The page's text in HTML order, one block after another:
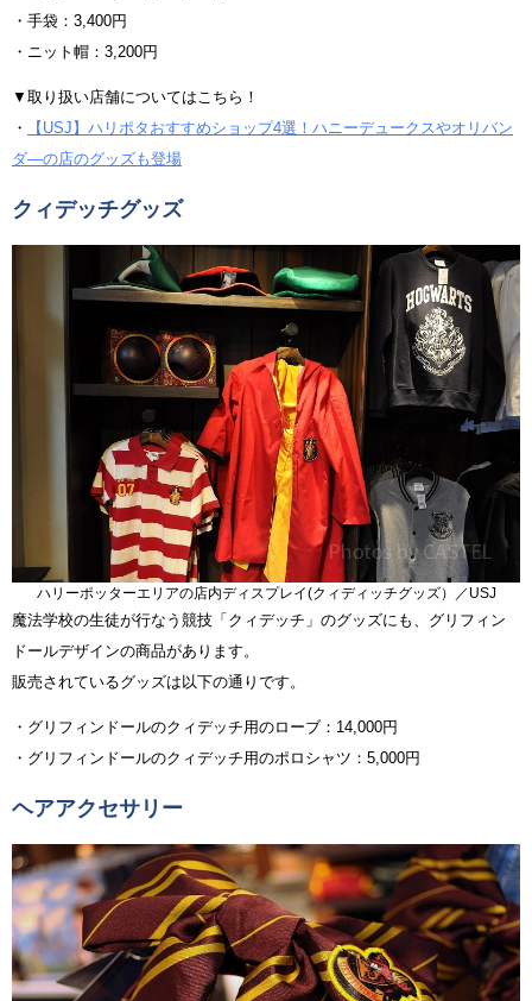
・手袋：3,400円
・ニット帽：3,200円
▼取り扱い店舗についてはこちら！
・
【USJ】ハリポタおすすめショップ4選！ハニーデュークスやオリバン
ダ―の店のグッズも登場
クィデッチグッズ
ハリーポッターエリアの店内ディスプレイ(クィディッチグッズ）／USJ
魔法学校の生徒が行なう競技「クィデッチ」のグッズにも、グリフィン
ドールデザインの商品があります。
販売されているグッズは以下の通りです。
・グリフィンドールのクィデッチ用のローブ：14,000円
・グリフィンドールのクィデッチ用のポロシャツ：5,000円
ヘアアクセサリー